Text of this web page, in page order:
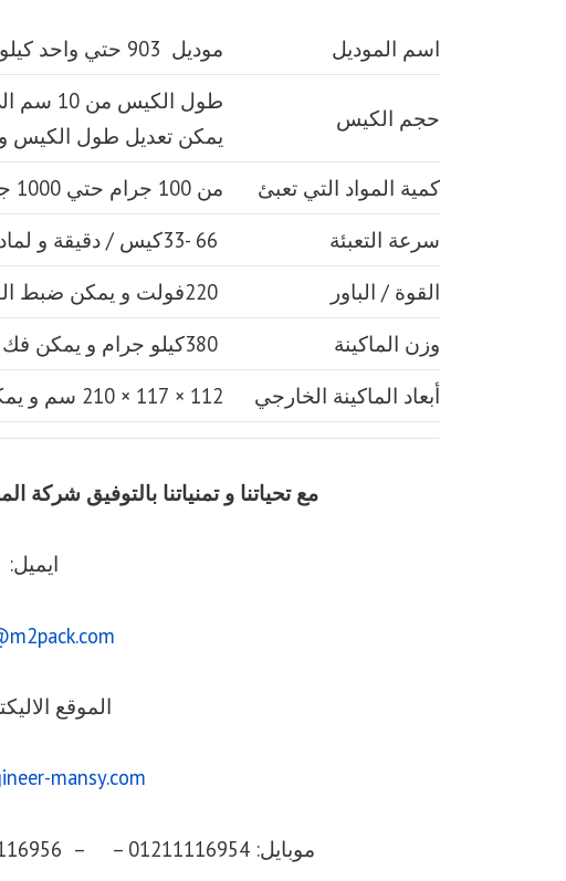
اسم الموديل موديل 903 حتي واحد كيلو ماركة مهندس منسي
حجم الكيس
يمكن تعديل طول
كمية المواد التي تعبئ
من 100 جرام حتي 1000 جرام واحد كيلو
سرعة التعبئة
القوة / الباور
وزن الماكينة
أبعاد الماكينة الخارجي
112 × 117 × 210 سم و يمكن فك الماكينة و تركيبها في اي مكان
مع تحياتنا و تمنياتنا بالتوفيق
ايميل:
الموقع
mansy.com
موبايل: 01211116954 – – 01211116956 – – 01211116958